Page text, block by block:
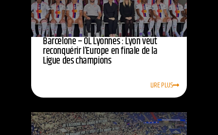
Barcelone – OL Lyonnes : Lyon veut
reconquérir l’Europe en finale de la
Ligue des champions
LIRE PLUS